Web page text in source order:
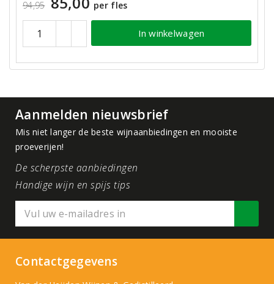
94,95 per fles
In winkelwagen
Aanmelden nieuwsbrief
Mis niet langer de beste wijnaanbiedingen en mooiste
proeverijen!
De scherpste aanbiedingen
Handige wijn en spijs tips
Contactgegevens